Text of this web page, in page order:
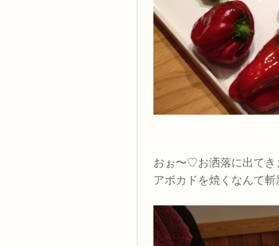
おぉ〜♡お洒落に出て
アボカドを焼くなんて